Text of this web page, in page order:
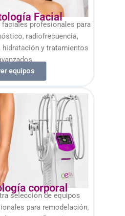
Facial
faciales profesionales para
radiofrecuencia,
hidratación y tratamientos
equipos
corporal
selección de equipos
para remodelación,